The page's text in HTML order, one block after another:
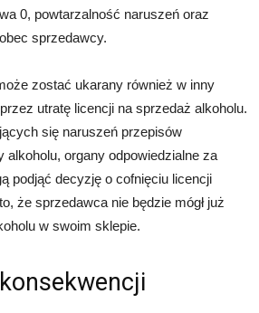
0, powtarzalność naruszeń oraz
sprzedawcy.
zostać ukarany również w inny
utratę licencji na sprzedaż alkoholu.
się naruszeń przepisów
organy odpowiedzialne za
podjąć decyzję o cofnięciu licencji
że sprzedawca nie będzie mógł już
w swoim sklepie.